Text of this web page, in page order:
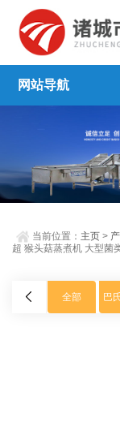
网站导航
当前位置： 主页 >
超 猴头菇蒸煮机 大型菌
全部 巴